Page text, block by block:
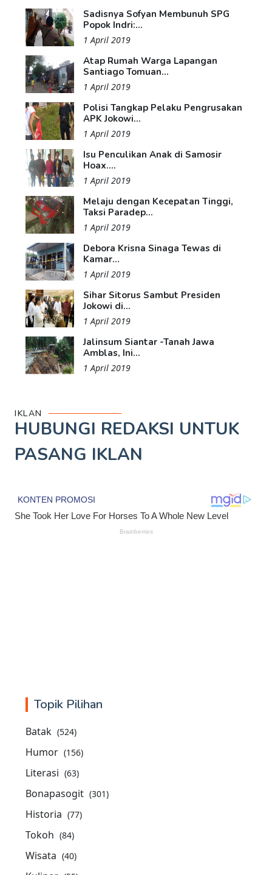
Sadisnya Sofyan Membunuh SPG
Popok Indri:...
1 April 2019
Atap Rumah Warga Lapangan
Santiago Tomuan...
1 April 2019
Polisi Tangkap Pelaku Pengrusakan
APK Jokowi...
1 April 2019
Isu Penculikan Anak di Samosir
Hoax....
1 April 2019
Melaju dengan Kecepatan Tinggi,
Taksi Paradep...
1 April 2019
Debora Krisna Sinaga Tewas di
Kamar...
1 April 2019
Sihar Sitorus Sambut Presiden
Jokowi di...
1 April 2019
Jalinsum Siantar -Tanah Jawa
Amblas, Ini...
1 April 2019
IKLAN
HUBUNGI REDAKSI UNTUK
PASANG IKLAN
Topik Pilihan
Batak (524)
Humor (156)
Literasi (63)
Bonapasogit (301)
Historia (77)
Tokoh (84)
Wisata (40)